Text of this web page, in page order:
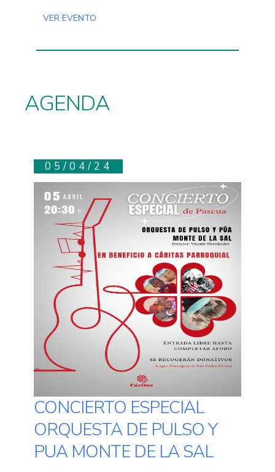
VER EVENTO
AGENDA
05/04/24
CONCIERTO ESPECIAL
ORQUESTA DE PULSO Y
PUA MONTE DE LA SAL